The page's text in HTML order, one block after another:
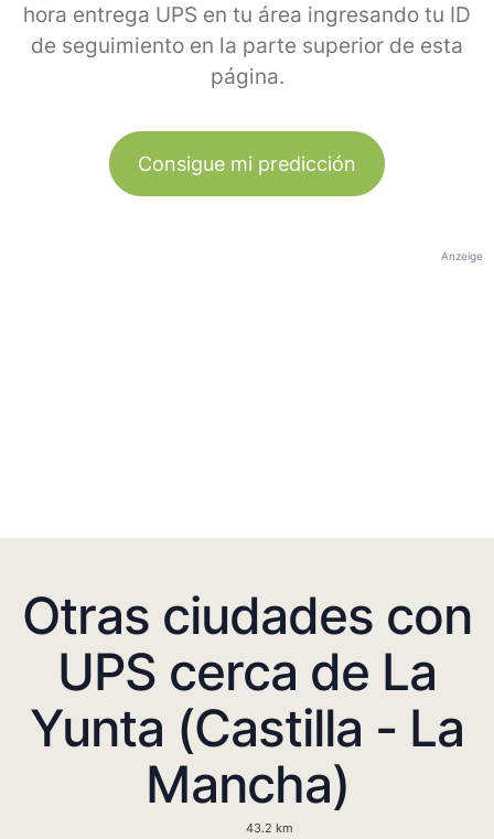
hora entrega UPS en tu área ingresando tu ID
de seguimiento en la parte superior de esta
página.
Consigue mi predicción
Anzeige
Otras ciudades con
UPS cerca de La
Yunta (Castilla - La
Mancha)
43.2 km